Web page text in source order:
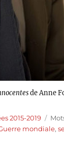
de Anne
2015-2019
mondiale,